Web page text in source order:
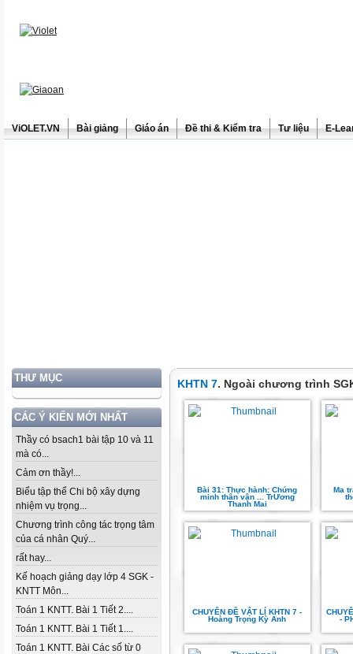
ViOLET.VN Bài giảng Giáo án Đề thi & Kiểm tra Tư liệu E-
THƯ MỤC
CÁC Ý KIẾN MỚI NHẤT
Thầy có bsach1 bài tập 10 và 11
mà có...
Cảm ơn thầy!...
Biểu tập thể Chi bộ xây dựng
nhiệm vụ trọng...
Chương trình công tác trọng tâm
của cá nhân Quý...
rất hay...
Kế hoạch giảng dạy lớp 4 SGK -
KNTT Môn...
Toán 1 KNTT. Bài 1 Tiết 2....
Toán 1 KNTT. Bài 1 Tiết 1....
Toán 1 KNTT. Bài Các số từ 0
KHTN 7. Ngoài chương trình
Bài 31: Thực hành: Chứng
minh thân vận ... Tr­­Ương
Thanh Mai
Ma
CHUYÊN ĐỀ VẬT LÍ KHTN 7 -
Hoàng Trọng Kỳ Anh
-